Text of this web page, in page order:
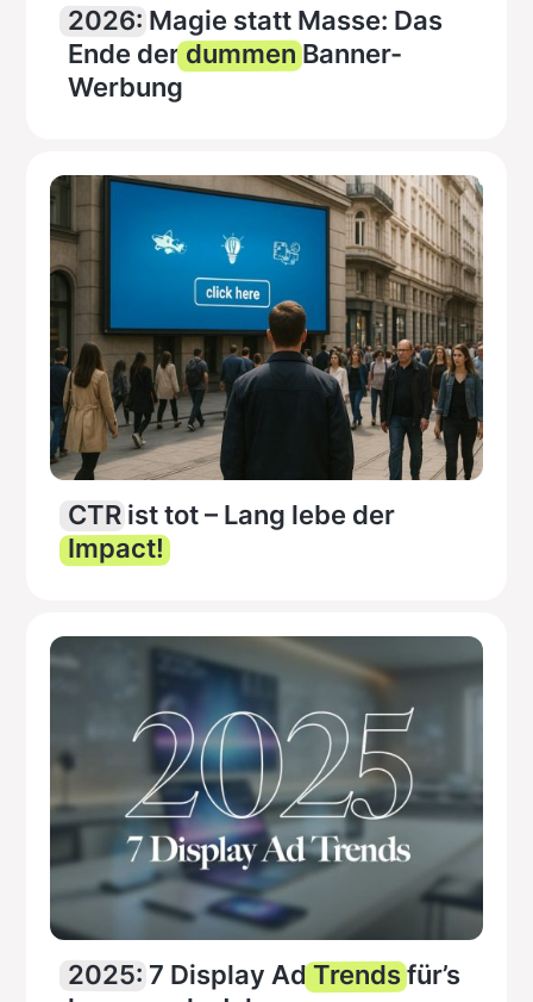
2026: Magie statt Masse: Das
Ende derdummenBanner-
Werbung
CTRist tot – Lang lebe der
Impact!
2025: 7 Display AdTrendsfür’s